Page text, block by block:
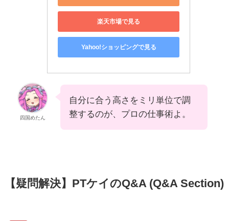
楽天市場で見る
Yahoo!ショッピングで見る
四国めたん
自分に合う高さをミリ単位で調
整するのが、プロの仕事術よ。
【疑問解決】PTケイのQ&A (Q&A Section)